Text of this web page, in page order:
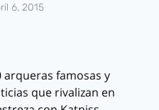
6, 2015
arqueras famosas y
que rivalizan en